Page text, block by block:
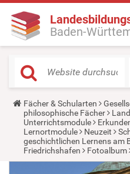
Baden-
Y
o
u
a
r
e
h
Fächer & Schularten
philosophische Fächer
Unterrichtsmodule
Lernortmodule
Neuzeit
geschichtlichen Lernens am
Friedrichshafen
Fotoalbum